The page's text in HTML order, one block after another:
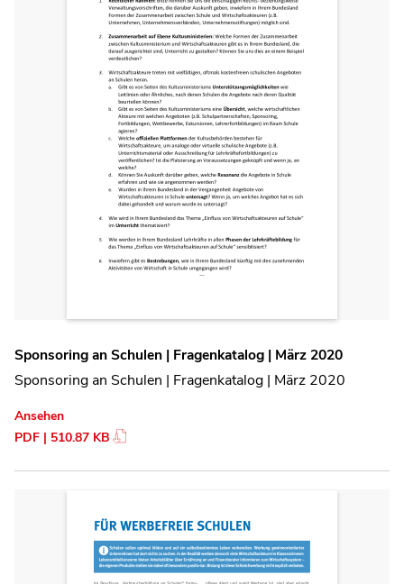
Sponsoring an Schulen | Fragenkatalog | März 2020
Sponsoring an Schulen | Fragenkatalog | März 2020
Ansehen
PDF | 510.87 KB